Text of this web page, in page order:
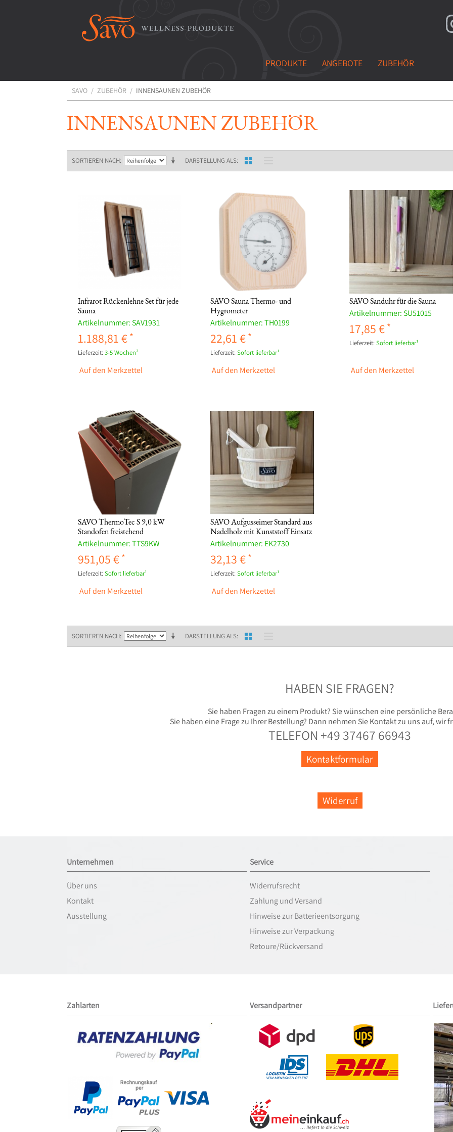
PRODUKTE ANGEBOTE ZUBEHÖR
SAVO / ZUBEHÖR / INNENSAUNEN ZUBEHÖR
INNENSAUNEN ZUBEHÖR
DARSTELLUNG ALS
SORTIEREN NACH
Infrarot Rückenlehne Set für jede
Sauna
Artikelnummer:SAV1931
1.188,81 €
Lieferzeit:3-5 Wochen²
Auf den Merkzettel
SAVO Sauna Thermo- und
Hygrometer
Artikelnummer:TH0199
22,61 €
Lieferzeit:Sofort lieferbar¹
Auf den Merkzettel
SAVO Sanduhr für die Sauna
Artikelnummer:SU51015
17,85 €
Lieferzeit:Sofort lieferbar¹
Auf den Merkzettel
SAVO ThermoTec S 9,0 kW
Standofen freistehend
Artikelnummer:TTS9KW
951,05 €
Lieferzeit:Sofort lieferbar¹
Auf den Merkzettel
SAVO Aufgusseimer Standard aus
Nadelholz mit Kunststoff Einsatz
Artikelnummer: EK2730
32,13 €
Lieferzeit:Sofort lieferbar¹
Auf den Merkzettel
DARSTELLUNG ALS
SORTIEREN NACH
HABEN SIE FRAGEN?
Sie haben Fragen zu einem Produkt? Sie wünschen eine persönliche
Sie haben eine Frage zu Ihrer Bestellung? Dann nehmen Sie Kontakt zu uns auf, wir
TELEFON +49 37467 66943
Kontaktformular
Widerruf
Unternehmen
Über uns
Kontakt
Ausstellung
Service
Widerrufsrecht
Zahlung und Versand
Hinweise zur Batterieentsorgung
Hinweise zur Verpackung
Retoure/Rückversand
Zahlarten Versandpartner